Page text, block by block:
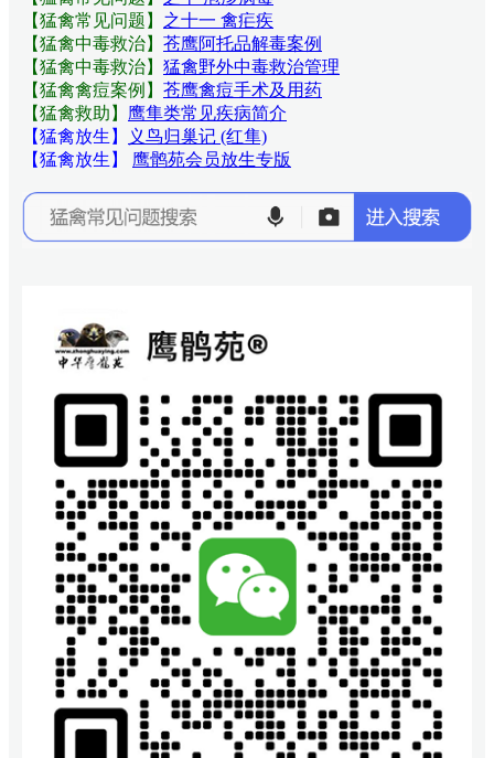
【猛禽常见问题 】 之十一 禽疟疾
【猛禽中毒救治】 苍鹰阿托品解毒案例
【猛禽中毒救治】 猛禽野外中毒救治管理
【猛禽禽痘案例】 苍鹰禽痘手术及用药
【猛禽救助】 鹰隼类常见疾病简介
【猛禽放生】
义鸟归巢记 (红隼)
【猛禽放生】
鹰鹘苑会员放生专版